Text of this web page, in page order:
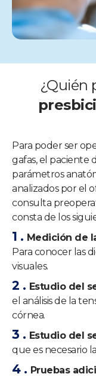
¿Quién
Para poder ser
gafas, el paciente
parámetros
analizados por el
consulta
consta de los
Medición de
Para conocer las
visuales.
Estudio del
el análisis de la
córnea.
Estudio del
que es necesario
Pruebas